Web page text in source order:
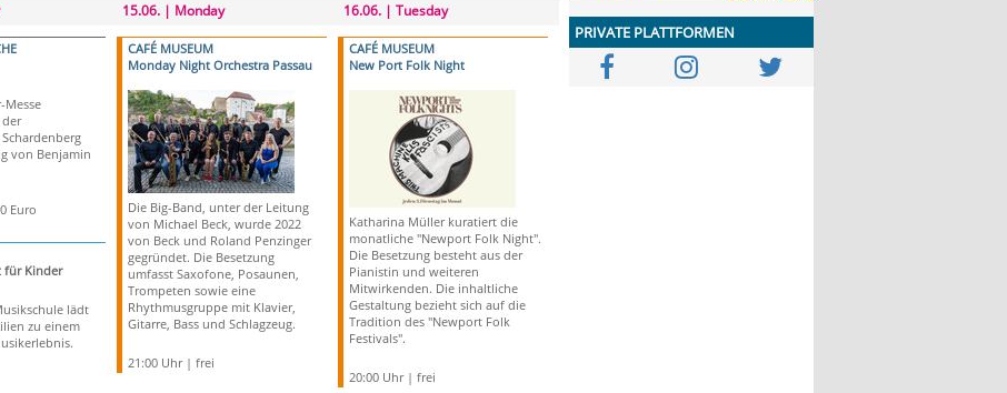
Messe
von Benjamin
Euro
für Kinder
lädt
zu einem
15.06. | Monday
CAFÉ MUSEUM
Monday Night Orchestra Passau
Die Big-Band, unter der Leitung
von Michael Beck, wurde 2022
von Beck und Roland Penzinger
gegründet. Die Besetzung
umfasst Saxofone, Posaunen,
Trompeten sowie eine
Rhythmusgruppe mit Klavier,
Gitarre, Bass und Schlagzeug.
21:00 Uhr | frei
16.06. | Tuesday
CAFÉ MUSEUM
New Port Folk Night
Katharina Müller kuratiert die
monatliche "Newport Folk Night".
Die Besetzung besteht aus der
Pianistin und weiteren
Mitwirkenden. Die inhaltliche
Gestaltung bezieht sich auf die
Tradition des "Newport Folk
Festivals".
20:00 Uhr | frei
PRIVATE PLATTFORMEN